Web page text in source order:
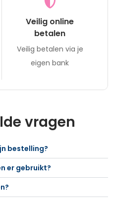
Veilig online
betalen
Veilig betalen via je
eigen bank
vragen
bestelling?
er gebruikt?